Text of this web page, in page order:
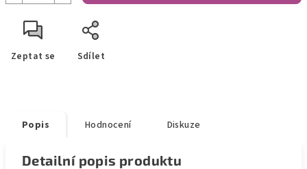
Zeptat se Sdílet
Popis Hodnocení Diskuze
Detailní popis produktu